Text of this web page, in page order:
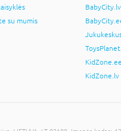
su mumis
BabyCity.lv
KidZone.ee
KidZone.lv